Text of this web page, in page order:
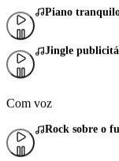
Piano
Jingle
Com voz
Rock sobre o